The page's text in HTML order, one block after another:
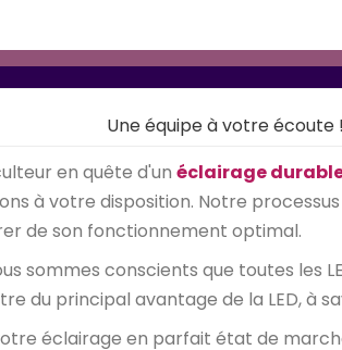
Une équipe à votre écoute !
en quête d'un éclairage
à votre disposition. Notre
de son fonctionnement optimal.
sommes conscients que toutes les
du principal avantage de la LED, à
éclairage en parfait état de